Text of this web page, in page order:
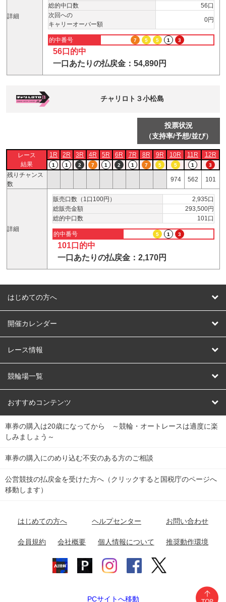
詳細
総的中口数
56口
次回への
キャリーオーバー額
0円
的中番号 7 5 5 1 3
56口的中
一口あたりの払戻金：54,890円
チャリロト３小松島
投票状況
（支持率/予想/並び）
レース
結果
1R 2R 3R 4R 5R 6R 7R 8R 9R 10R 11R 12R
1 1 2 7 1 2 1 7 5 5 1 3
残りチャンス
数
974 562 101
詳細
販売口数（1口100円）
2,935口
総販売金額
293,500円
総的中口数
101口
的中番号 5 1 3
101口的中
一口あたりの払戻金：2,170円
はじめての方へ
はじめての方へ
開催カレンダー
競輪
オートレース
競輪くじ
Dokanto!
チャリロトプラザ
レース情報
レース予想
レース結果
キャリーオーバー一覧
競輪場一覧
北日本 函館競輪場
関
東
弥彦競輪場 前橋競輪場 取手競輪場 宇都宮競輪場
関
東
小田原競輪場
名古屋競輪場 岐阜競輪場 大垣競輪場 豊橋競輪場
富山競輪場 松阪競輪場 四日市競輪場
福井競輪場 奈良競輪場 向日町競輪場
おすすめコンテンツ
競輪選手情報
Perfecta Navi
netkeirin
車券の購入は20歳になってから ～競輪・オートレースは適度に楽
しみましょう～
車券の購入にのめり込む不安のある方のご相談
公営競技の払戻金を受けた方へ（クリックすると国税庁のページへ
移動します）
はじめての方へ ヘルプセンター お問い合わせ
会員規約 会社概要 個人情報について 推奨動作環境
PCサイトへ移動